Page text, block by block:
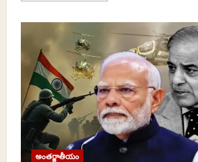
చేయకుండా
ప్రభుత్వం
నిరోధించడంపై
ద
వైర్
ప్రకటన
అంతర్జాతీయం